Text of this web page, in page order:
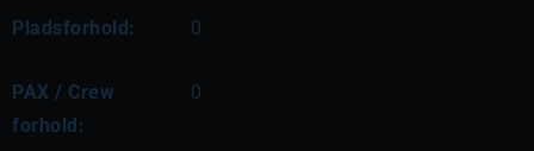
Pladsforhold: 0
PAX / Crew
forhold:
0